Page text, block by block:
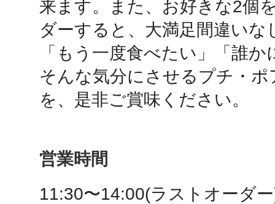
来ます。また、お好きな2個
ダーすると、大満足間違いな
「もう一度食べたい」「誰
そんな気分にさせるプチ・
を、是非ご賞味ください。
営業時間
11:30〜14:00(ラストオーダ
生駒
秋葉原
日置